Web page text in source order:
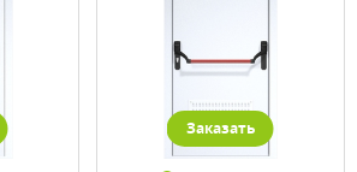
Заказать